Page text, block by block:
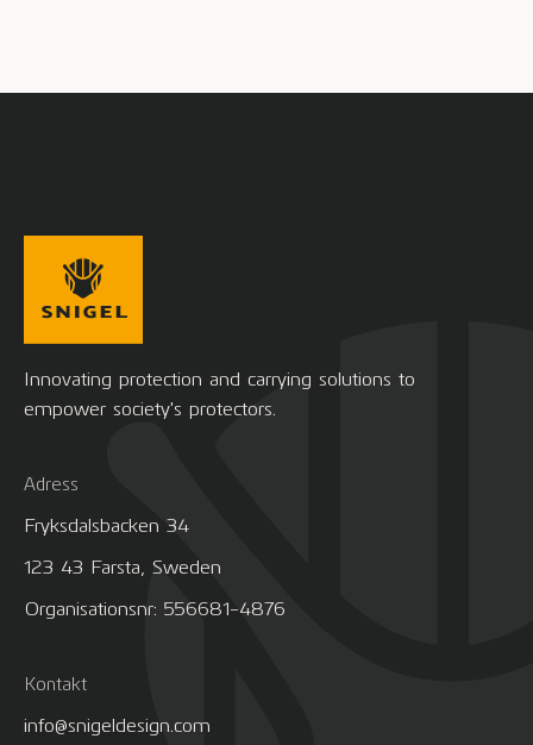
Innovating protection and carrying solutions to
empower society's protectors.
Adress
Fryksdalsbacken 34
123 43 Farsta, Sweden
Organisationsnr: 556681-4876
Kontakt
info@snigeldesign.com